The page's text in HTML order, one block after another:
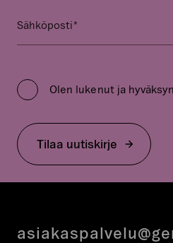
Sähköposti
Policy
*
Olen lukenut ja
Name
ja
jättää
koskemattomaksi.
Tilaa uutiskirje